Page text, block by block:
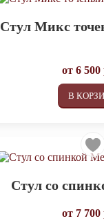
Стул Микс
от6 500
В
Стул со
от 7 700